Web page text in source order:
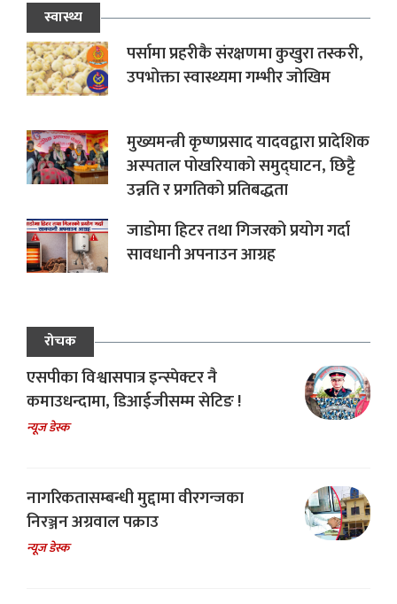
स्वास्थ्य
पर्सामा प्रहरीकै संरक्षणमा कुखुरा तस्करी,
उपभोक्ता स्वास्थ्यमा गम्भीर जोखिम
मुख्यमन्त्री कृष्णप्रसाद यादवद्वारा प्रादेशिक
अस्पताल पोखरियाको समुद्घाटन, छिट्टै
उन्नति र प्रगतिको प्रतिबद्धता
जाडोमा हिटर तथा गिजरको प्रयोग गर्दा
सावधानी अपनाउन आग्रह
रोचक
एसपीका विश्वासपात्र इन्स्पेक्टर नै
कमाउधन्दामा, डिआईजीसम्म सेटिङ !
न्यूज डेस्क
नागरिकतासम्बन्धी मुद्दामा वीरगन्जका
निरञ्जन अग्रवाल पक्राउ
न्यूज डेस्क